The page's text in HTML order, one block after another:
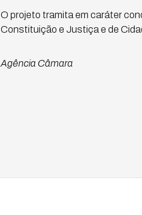
O projeto tramita em caráter
Constituição e Justiça e de
Agência Câmara